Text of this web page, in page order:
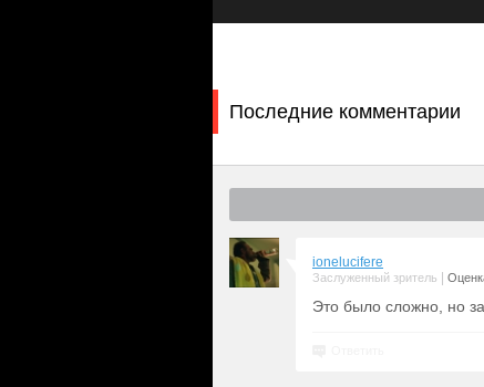
Хи-Меном — значит не только
Последние комментарии
ionelucifere
Заслуженный зритель
Это было сложно, но